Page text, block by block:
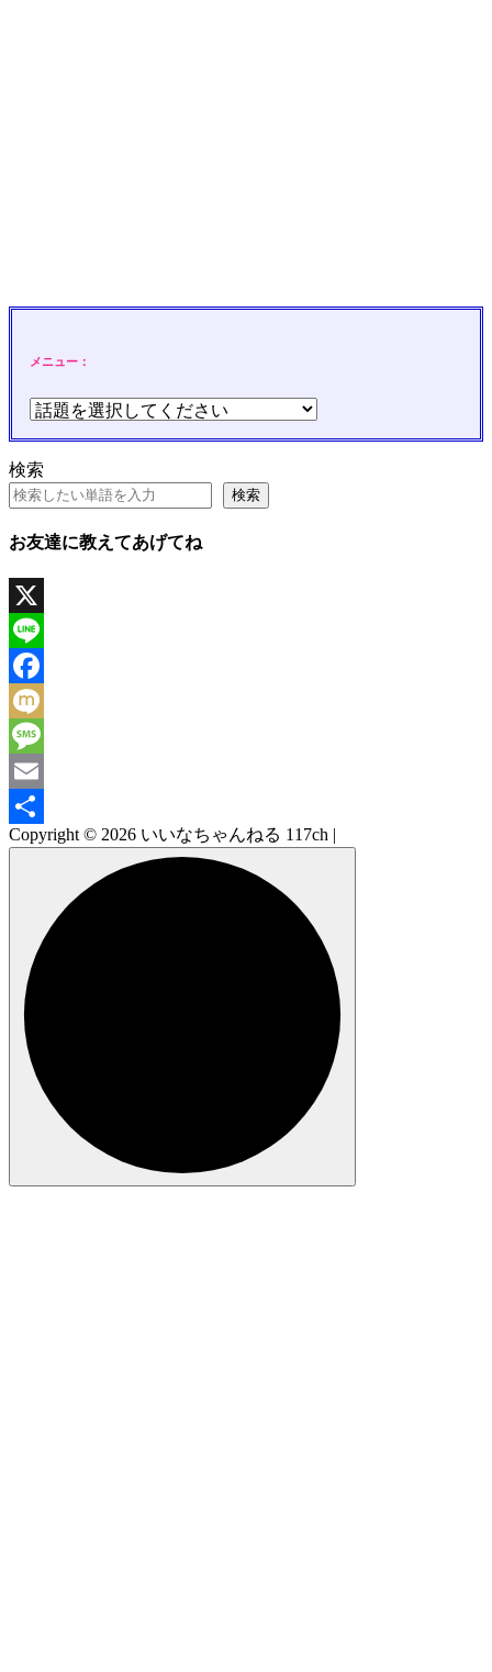
メニュー：
検索
検索
お友達に教えてあげてね
X
Line
Facebook
Mixi
Message
Email
共
Copyright © 2026 いいなちゃんねる 117ch |